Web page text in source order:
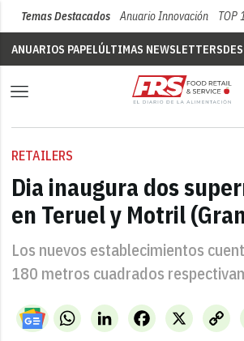
Temas Destacados Anuario Innovación TOP
ANUARIOS PAPELÚLTIMAS NEWSLETTERS
RETAILERS
Dia inaugura dos
en Teruel y Motril
Los nuevos establecimientos
180 metros cuadrados
WhatsAppLinkedIn X
Facebook